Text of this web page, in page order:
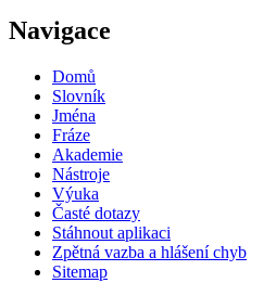
Navigace
Domů
Slovník
Jména
Fráze
Akademie
Nástroje
Výuka
Časté dotazy
Stáhnout aplikaci
Zpětná vazba a hlášení chyb
Sitemap